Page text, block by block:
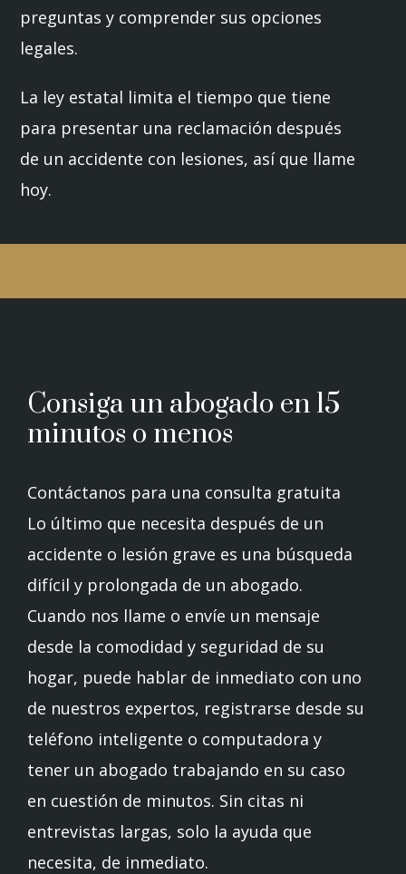
preguntas y comprender sus opciones
legales.
La ley estatal limita el tiempo que tiene
para presentar una reclamación después
de un accidente con lesiones, así que llame
hoy.
Consiga un abogado en 15
minutos o menos
Contáctanos para una consulta gratuita
Lo último que necesita después de un
accidente o lesión grave es una búsqueda
difícil y prolongada de un abogado.
Cuando nos llame o envíe un mensaje
desde la comodidad y seguridad de su
hogar, puede hablar de inmediato con uno
de nuestros expertos, registrarse desde su
teléfono inteligente o computadora y
tener un abogado trabajando en su caso
en cuestión de minutos. Sin citas ni
entrevistas largas, solo la ayuda que
necesita, de inmediato.